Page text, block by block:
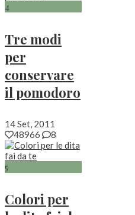
4
Tre modi
per
conservare
il pomodoro
14 Set, 2011
48966
8
5
Colori per